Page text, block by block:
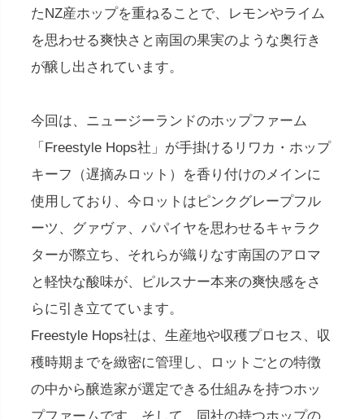
たNZ産ホップを重ねることで、レモンやライム
を思わせる爽快さと南国の果実のような奥行き
が醸し出されています。
今回は、ニュージーランドのホップファーム
「Freestyle Hops社」が手掛けるリワカ・ホップ
キーフ（遅摘みロット）を香り付けのメインに
使用しており、今ロットはピンクグレープフル
ーツ、グァヴァ、パパイヤを思わせるキャラク
ターが際立ち、それらが織りなす南国のアロマ
と軽快な酸味が、ピルスナー本来の爽快感をさ
らに引き立てています。
Freestyle Hops社は、生産地や収穫プロセス、収
穫時期までを緻密に管理し、ロットごとの特徴
の中から醸造家が選定できる仕組みを持つホッ
プファームです。そして、同社の持つホップの